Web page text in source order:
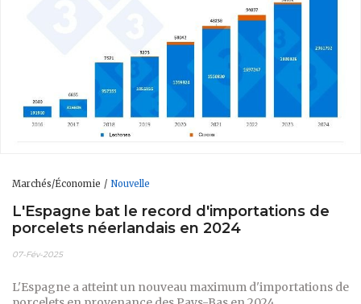
Marchés/Économie Nouvelle
L'Espagne bat le record d'importations de
porcelets néerlandais en 2024
07-Fév-2025
L'Espagne a atteint un nouveau maximum d'importations de